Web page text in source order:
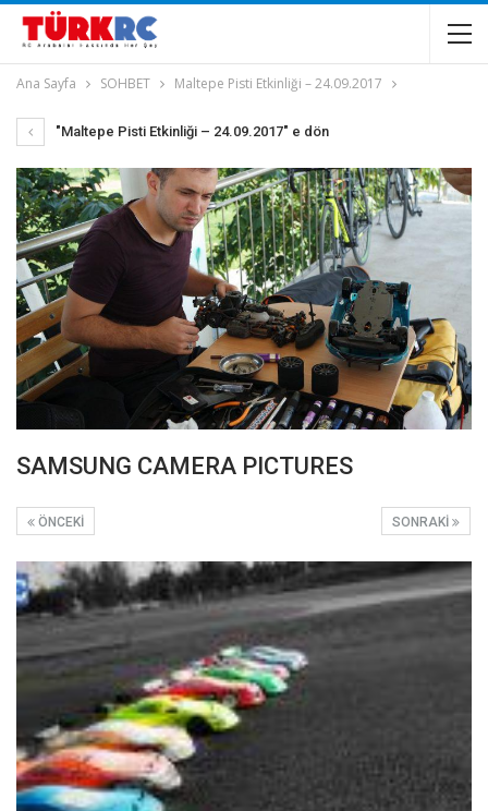
Ana Sayfa SOHBET Maltepe Pisti Etkinliği – 24.09.2017
"Maltepe Pisti Etkinliği – 24.09.2017" e dön
SAMSUNG CAMERA PICTURES
SONRAKI
ÖNCEKI